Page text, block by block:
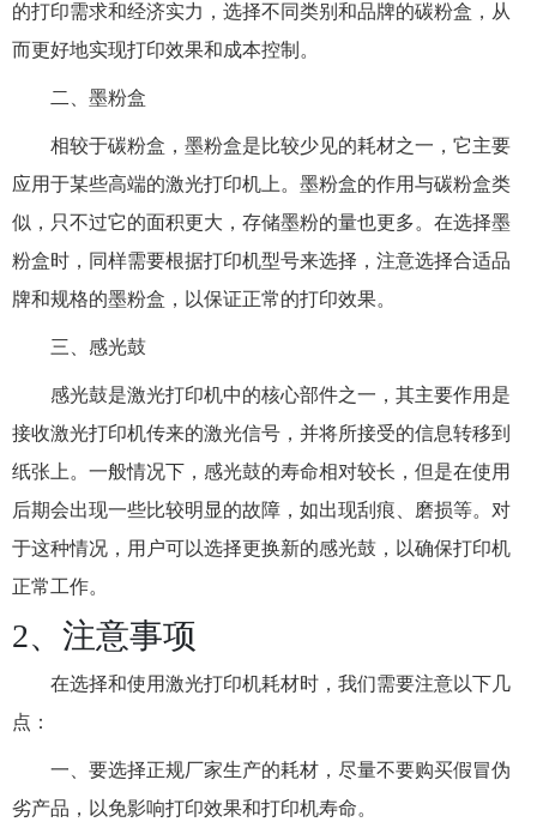
的打印需求和经济实力，选择不同类别和品牌的碳粉盒，从
而更好地实现打印效果和成本控制。
二、墨粉盒
相较于碳粉盒，墨粉盒是比较少见的耗材之一，它主要
应用于某些高端的激光打印机上。墨粉盒的作用与碳粉盒类
似，只不过它的面积更大，存储墨粉的量也更多。在选择墨
粉盒时，同样需要根据打印机型号来选择，注意选择合适品
牌和规格的墨粉盒，以保证正常的打印效果。
三、感光鼓
感光鼓是激光打印机中的核心部件之一，其主要作用是
接收激光打印机传来的激光信号，并将所接受的信息转移到
纸张上。一般情况下，感光鼓的寿命相对较长，但是在使用
后期会出现一些比较明显的故障，如出现刮痕、磨损等。对
于这种情况，用户可以选择更换新的感光鼓，以确保打印机
正常工作。
2、注意事项
在选择和使用激光打印机耗材时，我们需要注意以下几
点：
一、要选择正规厂家生产的耗材，尽量不要购买假冒伪
劣产品，以免影响打印效果和打印机寿命。